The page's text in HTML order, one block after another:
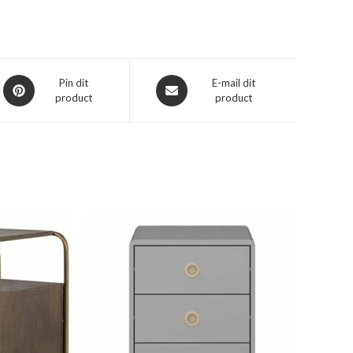
Opent
in
Pin dit
product
Opent
in
E-mail dit
product